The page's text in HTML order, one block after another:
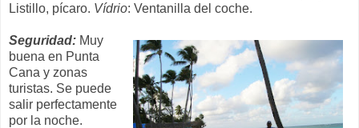
Listillo, pícaro. Vídrio: Ventanilla del coche.
Seguridad: Muy
buena en Punta
Cana y zonas
turistas. Se puede
salir perfectamente
por la noche.